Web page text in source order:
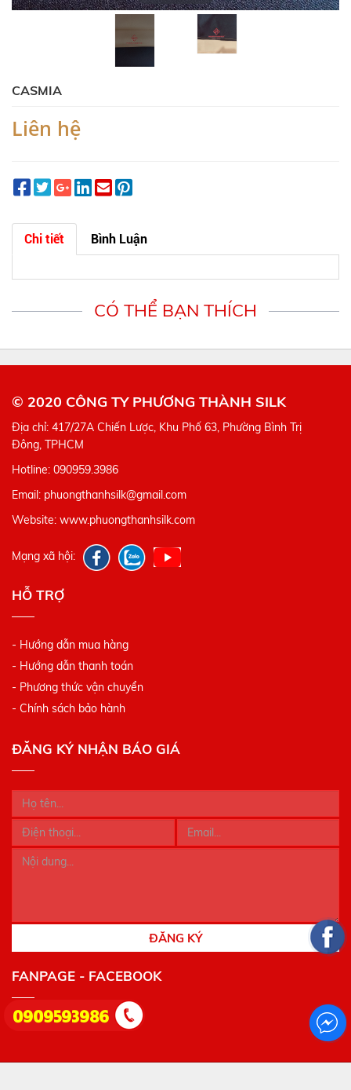
CASMIA
Liên hệ
Chi tiết Bình Luận
CÓ THỂ BẠN THÍCH
© 2020 CÔNG TY PHƯƠNG THÀNH SILK
Địa chỉ: 417/27A Chiến Lược, Khu Phố 63, Phường Bình Trị
Đông, TPHCM
Hotline: 090959.3986
Email: phuongthanhsilk@gmail.com
Website: www.phuongthanhsilk.com
Mạng xã hội:
HỖ TRỢ
- Hướng dẫn mua hàng
- Hướng dẫn thanh toán
- Phương thức vận chuyển
- Chính sách bảo hành
ĐĂNG KÝ NHẬN BÁO GIÁ
ĐĂNG KÝ
FANPAGE - FACEBOOK
0909593986